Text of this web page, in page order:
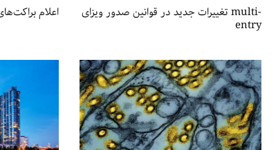
اعلام تغییرات جدید در قوانین صدور ویزای multi-
entry